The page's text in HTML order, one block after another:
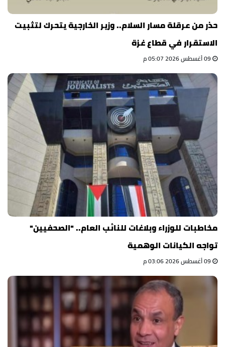
حذر من عرقلة مسار السلام.. وزير الخارجية يتحرك لتثبيت
الاستقرار في قطاع غزة
مخاطبات للوزراء وبلاغات للنائب العام.. "الصحفيين"
تواجه الكيانات الوهمية